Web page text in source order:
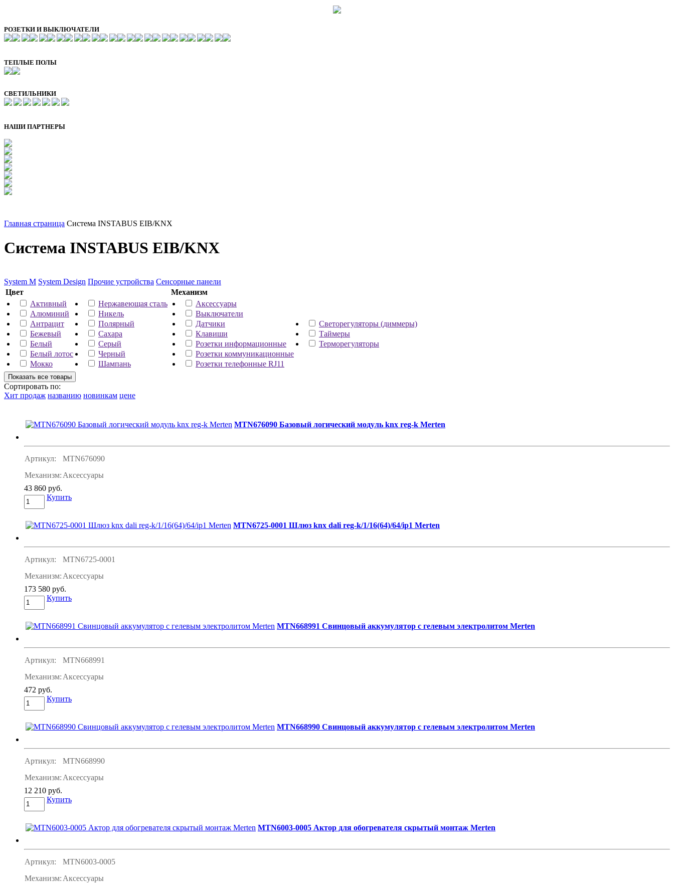
РОЗЕТКИ И ВЫКЛЮЧАТЕЛИ
ТЕПЛЫЕ ПОЛЫ
СВЕТИЛЬНИКИ
НАШИ ПАРТНЕРЫ
Главная страница Система INSTABUS EIB/KNX
Система INSTABUS EIB/KNX
System M System Design Прочие устройства Сенсорные панели
Цвет
Активный
Алюминий
Антрацит
Бежевый
Белый
Белый лотос
Мокко
Нержавеющая сталь
Никель
Полярный
Сахара
Серый
Черный
Шампань
Механизм
Аксессуары
Выключатели
Датчики
Клавиши
Розетки информационные
Розетки коммуникационные
Розетки телефонные RJ11
Светорегуляторы (диммеры)
Таймеры
Терморегуляторы
Сортировать по:
Хит продаж названию новинкам цене
MTN676090 Базовый логический модуль knx reg-k Merten
Артикул:
MTN676090
Механизм: Аксессуары
43 860 руб.
Купить
MTN6725-0001 Шлюз knx dali reg-k/1/16(64)/64/ip1 Merten
Артикул:
MTN6725-0001
Механизм: Аксессуары
173 580 руб.
Купить
MTN668991 Свинцовый аккумулятор с гелевым электролитом Merten
Артикул:
MTN668991
Механизм: Аксессуары
472 руб.
Купить
MTN668990 Свинцовый аккумулятор с гелевым электролитом Merten
Артикул:
MTN668990
Механизм: Аксессуары
12 210 руб.
Купить
MTN6003-0005 Актор для обогревателя скрытый монтаж Merten
Артикул:
MTN6003-0005
Механизм: Аксессуары